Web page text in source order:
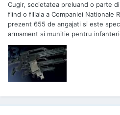
Cugir, societatea preluand o parte
fiind o filiala a Companiei Nationale
prezent 655 de angajati si este
armament si munitie pentru